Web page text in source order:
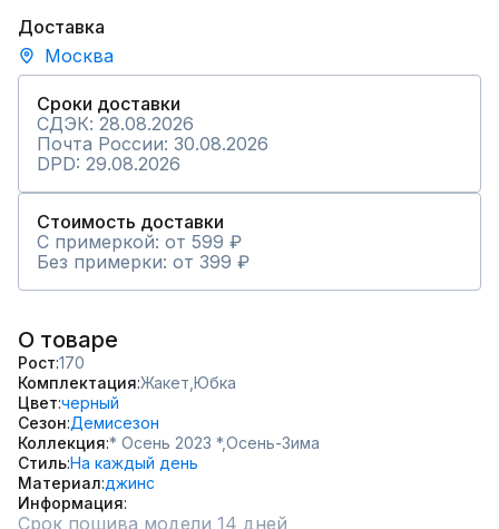
Доставка
Москва
Сроки доставки
СДЭК: 28.08.2026
Почта России: 30.08.2026
DPD: 29.08.2026
Стоимость доставки
С примеркой: от 599 ₽
Без примерки: от 399 ₽
О товаре
Рост 170
Комплектация Жакет, Юбка
Цвет черный
Сезон Демисезон
Коллекция * Осень 2023 *,Осень-Зима
СтильНа каждый день
Материал джинс
Информация
Срок пошива модели 14 дней